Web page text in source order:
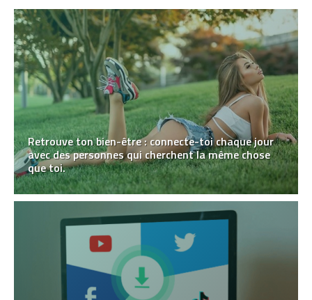
Retrouve ton bien-être : connecte-toi chaque jour
avec des personnes qui cherchent la même chose
que toi.